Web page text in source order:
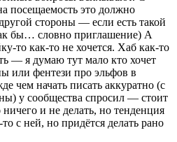
посещаемость это должно
стороны — если есть такой
бы… словно приглашение) А
то как-то не хочется. Хаб как-то
— я думаю тут мало кто хочет
или фентези про эльфов в
чем начать писать аккуратно (с
у сообщества спросил — стоит
и не делать, но тенденция
с ней, но придётся делать рано